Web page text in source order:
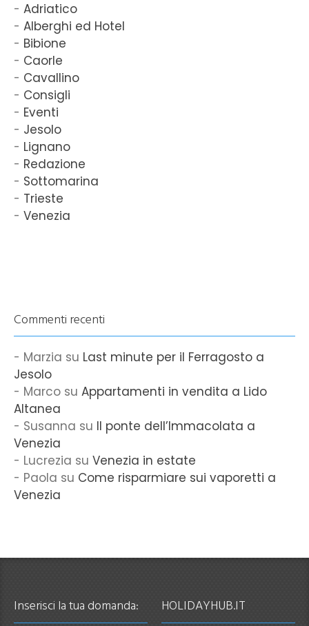
Adriatico
Alberghi ed Hotel
Bibione
Caorle
Cavallino
Consigli
Eventi
Jesolo
Lignano
Redazione
Sottomarina
Trieste
Venezia
Commenti recenti
Marzia su Last minute per il Ferragosto a
Jesolo
Marco su Appartamenti in vendita a Lido
Altanea
Susanna su Il ponte dell’Immacolata a
Venezia
Lucrezia su Venezia in estate
Paola su Come risparmiare sui vaporetti a
Venezia
Inserisci la tua domanda: HOLIDAYHUB.IT